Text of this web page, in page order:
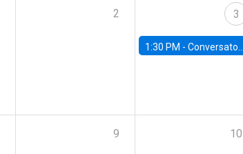
2 3
1:30 PM -Conversatorio | Pobreza, Salud Mental y Violencia: Perspectivas y Propuestas desde la UC
9 10